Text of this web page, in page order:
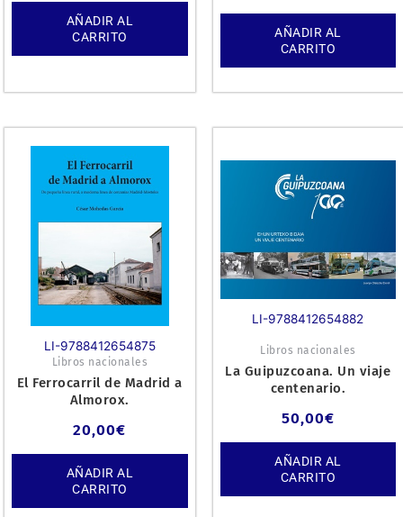
AÑADIR AL
CARRITO
AÑADIR AL
CARRITO
LI-9788412654875
Libros nacionales
El Ferrocarril de Madrid a
Almorox.
20,00€
AÑADIR AL
CARRITO
LI-9788412654882
Libros nacionales
La Guipuzcoana. Un viaje
centenario.
50,00€
AÑADIR AL
CARRITO